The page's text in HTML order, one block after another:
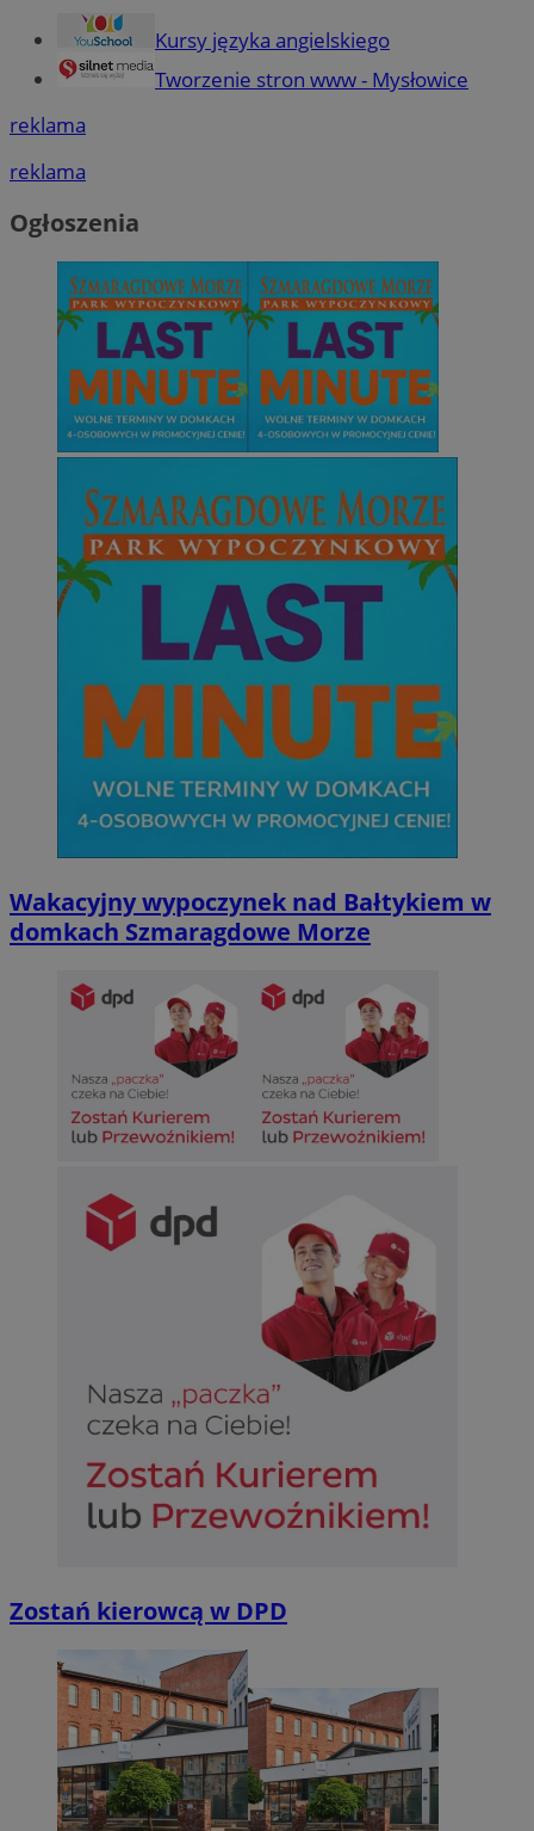
Kursy języka angielskiego
Tworzenie stron www - Mysłowice
reklama
reklama
Ogłoszenia
Wakacyjny wypoczynek nad Bałtykiem w
domkach Szmaragdowe Morze
Zostań kierowcą w DPD